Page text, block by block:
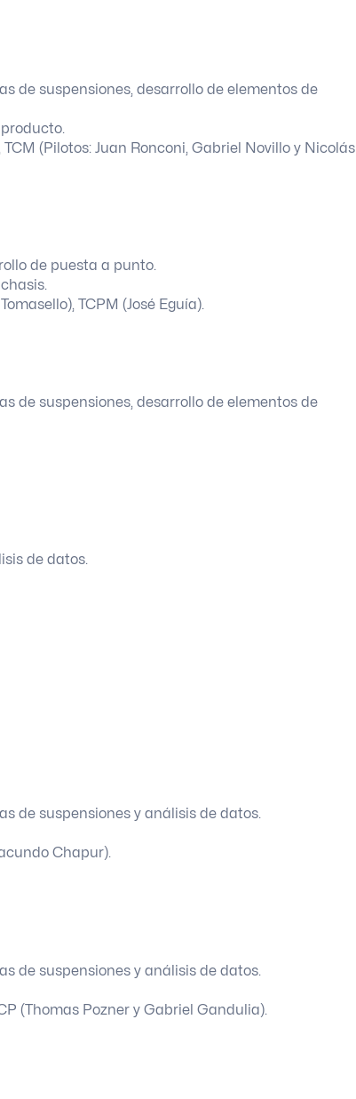
de suspensiones, desarrollo de elementos de
(Pilotos: Juan Ronconi, Gabriel Novillo y Nicolás
de puesta a punto.
TCPM (José Eguía).
de suspensiones, desarrollo de elementos de
de datos.
de suspensiones y análisis de datos.
Chapur).
de suspensiones y análisis de datos.
(Thomas Pozner y Gabriel Gandulia).